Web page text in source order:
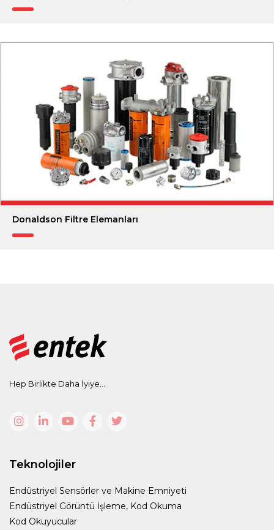
Donaldson Filtre Elemanları
Hep Birlikte Daha İyiye...
Teknolojiler
Endüstriyel Sensörler ve Makine Emniyeti
Endüstriyel Görüntü İşleme, Kod Okuma
Kod Okuyucular